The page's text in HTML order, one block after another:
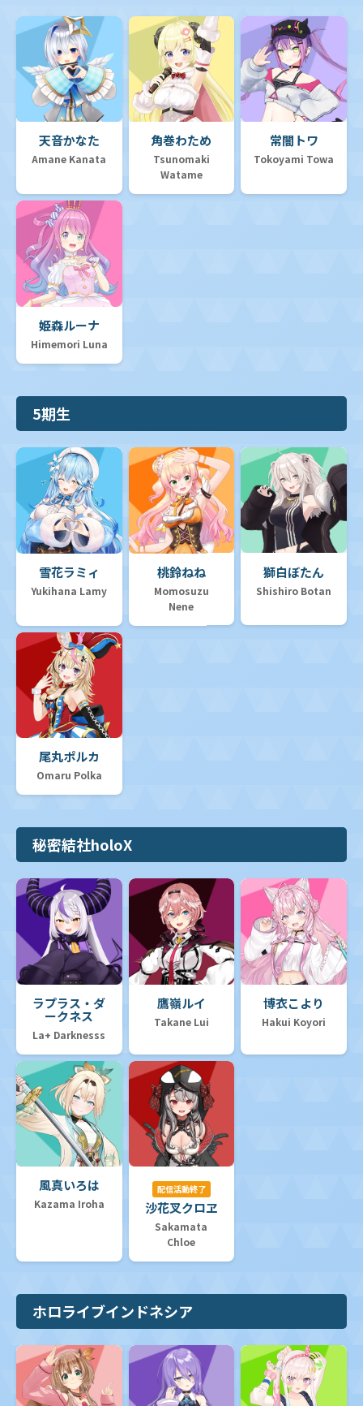
天音かなた
Amane Kanata
角巻わため
Tsunomaki
Watame
常闇トワ
Tokoyami Towa
姫森ルーナ
Himemori Luna
5期生
雪花ラミィ
Yukihana Lamy
桃鈴ねね
Momosuzu
Nene
獅白ぼたん
Shishiro Botan
尾丸ポルカ
Omaru Polka
秘密結社holoX
ラプラス・ダ
ークネス
La+ Darknesss
鷹嶺ルイ
Takane Lui
博衣こより
Hakui Koyori
風真いろは
Kazama Iroha
配信活動終了
沙花叉クロヱ
Sakamata
Chloe
ホロライブインドネシア